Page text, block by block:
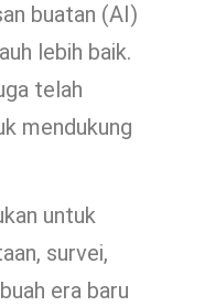
buatan (AI)
lebih baik.
telah
mendukung
untuk
survei,
era baru